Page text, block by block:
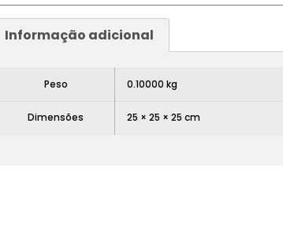
Informação adicional
Peso 0.10000 kg
Dimensões 25 × 25 × 25 cm